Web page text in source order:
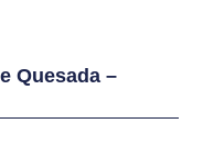
Quesada –